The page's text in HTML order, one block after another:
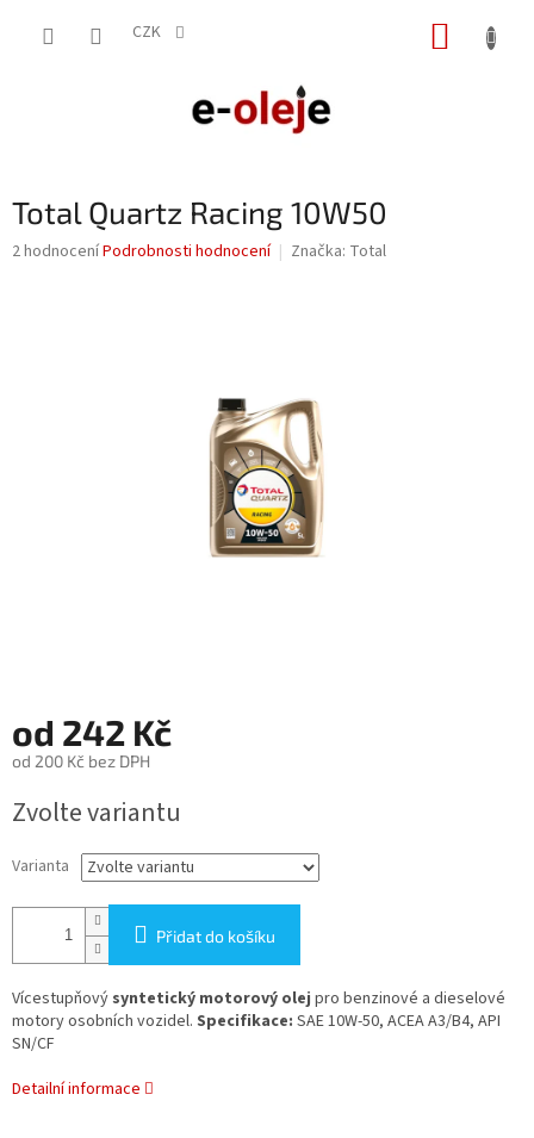
CZK
Total Quartz Racing 10W50
Průměrné
2 hodnoceníPodrobnosti hodnocení Značka: Total
od 242 Kč
od 200 Kč bez DPH
cena:
Zvolte variantu
Varianta
Přidat do košíku
Vícestupňový syntetický motorový olej pro benzinové a dieselové
motory osobních vozidel. Specifikace: SAE 10W-50, ACEA A3/B4, API
SN/CF
Detailní informace